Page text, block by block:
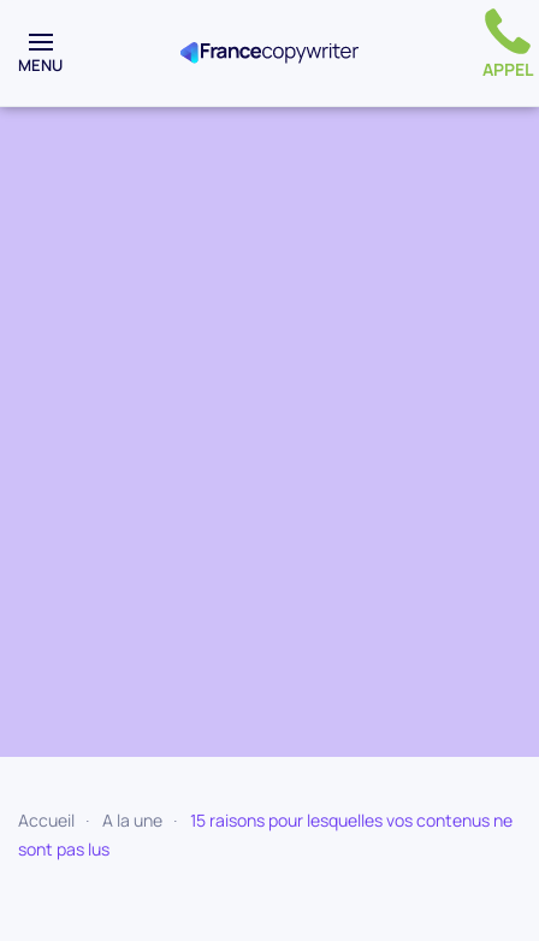
MENU APPEL
Accueil A la une
15 raisons pour lesquelles vos contenus ne
sont pas lus